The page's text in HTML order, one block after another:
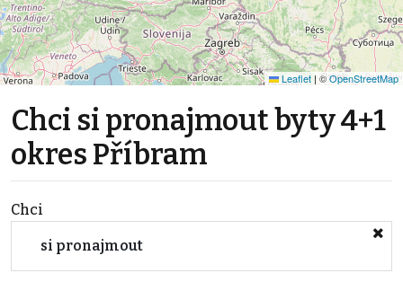
Leaflet | ©OpenStreetMap
Chci si pronajmout byty 4+1
okres Příbram
Chci
si pronajmout